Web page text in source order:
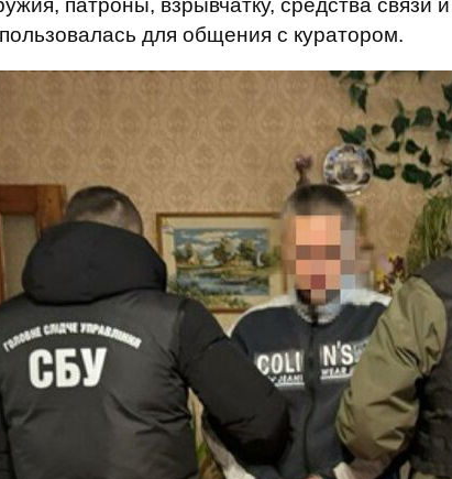
патроны, взрывчатку, средства связи
для общения с куратором.